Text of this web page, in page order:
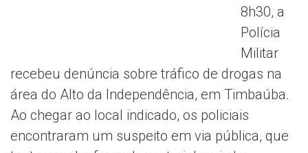
8h30, a
Polícia
Militar
recebeu denúncia sobre tráfico de drogas na
área do Alto da Independência, em Timbaúba.
Ao chegar ao local indicado, os policiais
encontraram um suspeito em via pública, que